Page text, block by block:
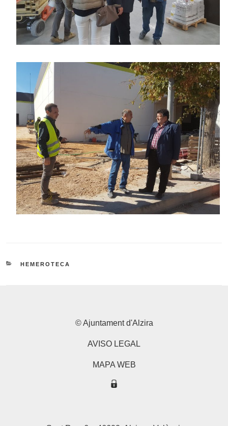
CATEGORÍAS
HEMEROTECA
© Ajuntament d'Alzira
AVISO LEGAL
MAPA WEB